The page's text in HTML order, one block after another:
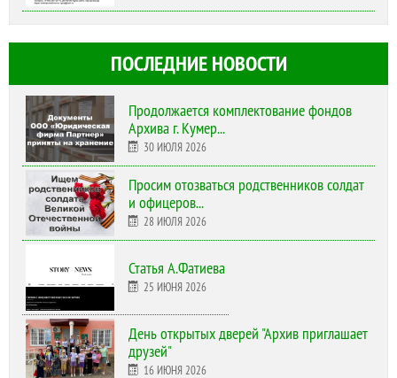
ПОСЛЕДНИЕ НОВОСТИ
Продолжается комплектование фондов
Архива г. Кумер...
30 ИЮЛЯ 2026
Просим отозваться родственников солдат
и офицеров...
28 ИЮЛЯ 2026
Статья А.Фатиева
25 ИЮНЯ 2026
День открытых дверей "Архив приглашает
друзей"
16 ИЮНЯ 2026